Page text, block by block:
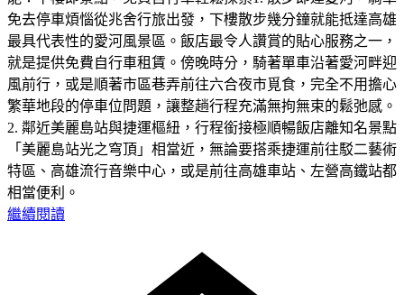
免去停車煩惱從兆舍行旅出發，下樓散步幾分鐘就能抵達高雄
最具代表性的愛河風景區。飯店最令人讚賞的貼心服務之一，
就是提供免費自行車租賃。傍晚時分，騎著單車沿著愛河畔迎
風前行，或是順著市區巷弄前往六合夜市覓食，完全不用擔心
繁華地段的停車位問題，讓整趟行程充滿無拘無束的鬆弛感。
2. 鄰近美麗島站與捷運樞紐，行程銜接極順暢飯店離知名景點
「美麗島站光之穹頂」相當近，無論要搭乘捷運前往駁二藝術
特區、高雄流行音樂中心，或是前往高雄車站、左營高鐵站都
相當便利。
繼續閱讀